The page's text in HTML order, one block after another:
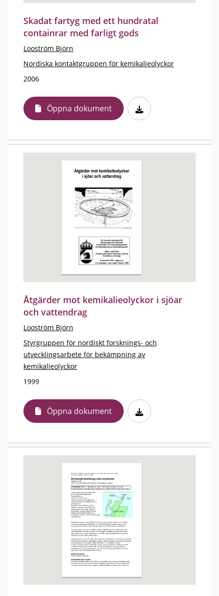
Skadat fartyg med ett hundratal
containrar med farligt gods
Looström Björn
Nordiska kontaktgruppen för kemikalieolyckor
2006
Öppna dokument
Åtgärder mot kemikalieolyckor i sjöar
och vattendrag
Looström Björn
Styrgruppen för nordiskt forsknings- och
utvecklingsarbete för bekämpning av
kemikalieolyckor
1999
Öppna dokument